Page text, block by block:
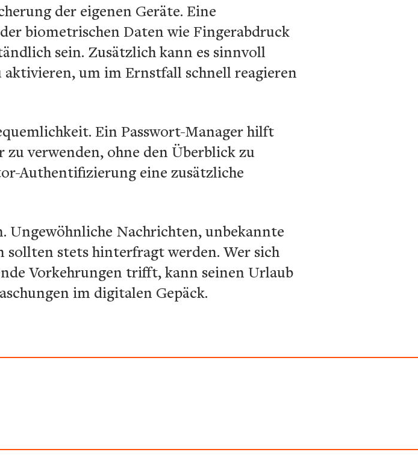
der eigenen Geräte. Eine
biometrischen Daten wie Fingerabdruck
sein. Zusätzlich kann es sinnvoll
um im Ernstfall schnell reagieren
Ein Passwort-Manager hilft
zu verwenden, ohne den Überblick zu
Authentifizierung eine zusätzliche
Ungewöhnliche Nachrichten, unbekannte
stets hinterfragt werden. Wer sich
Vorkehrungen trifft, kann seinen Urlaub
im digitalen Gepäck.